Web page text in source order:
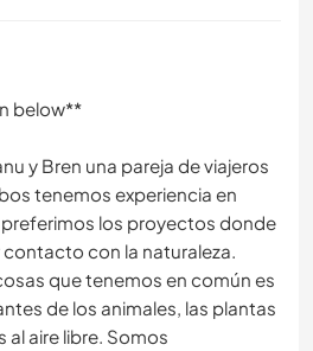
below**
y Bren una pareja de viajeros
tenemos experiencia en
los proyectos donde
con la naturaleza.
que tenemos en común es
de los animales, las plantas
al aire libre. Somos